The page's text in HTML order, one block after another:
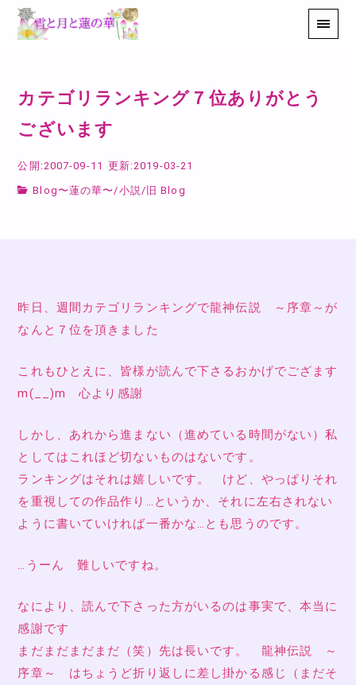
カテゴリランキング７位ありがとう
ございます
公開:2007-09-11 更新:2019-03-21
Blog〜蓮の華〜 /小説 / 旧 Blog
昨日、週間カテゴリランキングで龍神伝説 ～序章～が
なんと７位を頂きました
これもひとえに、皆様が読んで下さるおかげでござます
m(__)m 心より感謝
しかし、あれから進まない（進めている時間がない）私
としてはこれほど切ないものはないです。
ランキングはそれは嬉しいです。 けど、やっぱりそれ
を重視しての作品作り…というか、それに左右されない
ように書いていければ一番かな…とも思うのです。
…うーん 難しいですね。
なにより、読んで下さった方がいるのは事実で、本当に
感謝です
まだまだまだまだ（笑）先は長いです。 龍神伝説 ～
序章～ はちょうど折り返しに差し掛かる感じ（まだそ